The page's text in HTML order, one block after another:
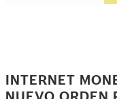
INTERNET